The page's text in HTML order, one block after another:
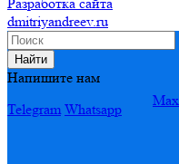
dmitriyandreev.ru
Найти
Напишите нам
Telegram Whatsapp
Max